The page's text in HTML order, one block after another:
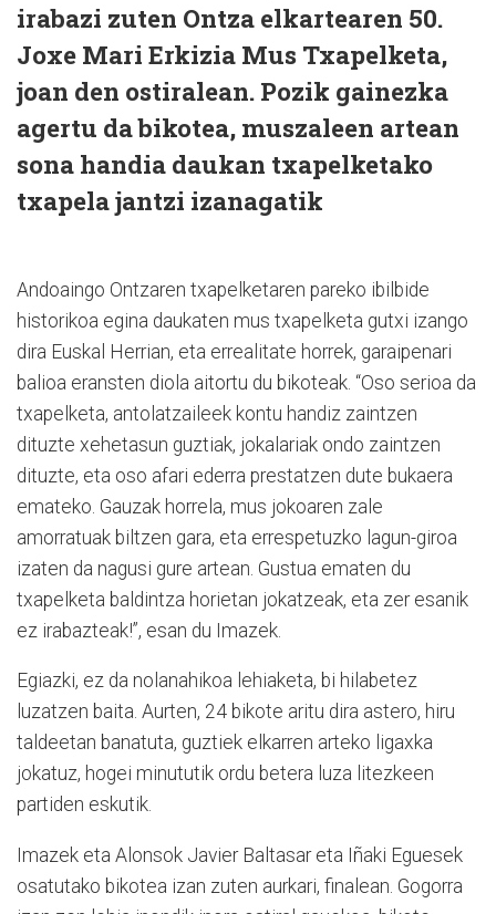
irabazi zuten Ontza elkartearen 50.
Joxe Mari Erkizia Mus Txapelketa,
joan den ostiralean. Pozik gainezka
agertu da bikotea, muszaleen artean
sona handia daukan txapelketako
txapela jantzi izanagatik
Andoaingo Ontzaren txapelketaren pareko ibilbide
historikoa egina daukaten mus txapelketa gutxi izango
dira Euskal Herrian, eta errealitate horrek, garaipenari
balioa eransten diola aitortu du bikoteak. “Oso serioa da
txapelketa, antolatzaileek kontu handiz zaintzen
dituzte xehetasun guztiak, jokalariak ondo zaintzen
dituzte, eta oso afari ederra prestatzen dute bukaera
emateko. Gauzak horrela, mus jokoaren zale
amorratuak biltzen gara, eta errespetuzko lagun-giroa
izaten da nagusi gure artean. Gustua ematen du
txapelketa baldintza horietan jokatzeak, eta zer esanik
ez irabazteak!”, esan du Imazek.
Egiazki, ez da nolanahikoa lehiaketa, bi hilabetez
luzatzen baita. Aurten, 24 bikote aritu dira astero, hiru
taldeetan banatuta, guztiek elkarren arteko ligaxka
jokatuz, hogei minututik ordu betera luza litezkeen
partiden eskutik.
Imazek eta Alonsok Javier Baltasar eta Iñaki Eguesek
osatutako bikotea izan zuten aurkari, finalean. Gogorra